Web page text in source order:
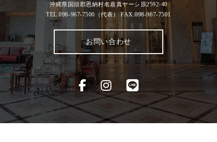
沖縄県国頭郡恩納村名嘉真ヤーシ原2592-40
TEL.098-967-7500 （代表）FAX.098-967-7501
お問い合わせ